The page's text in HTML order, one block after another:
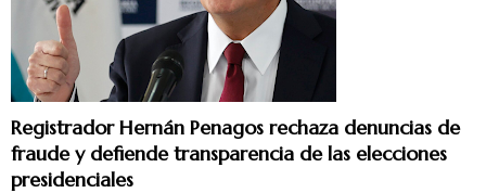
Registrador Hernán Penagos rechaza denuncias de
fraude y defiende transparencia de las elecciones
presidenciales